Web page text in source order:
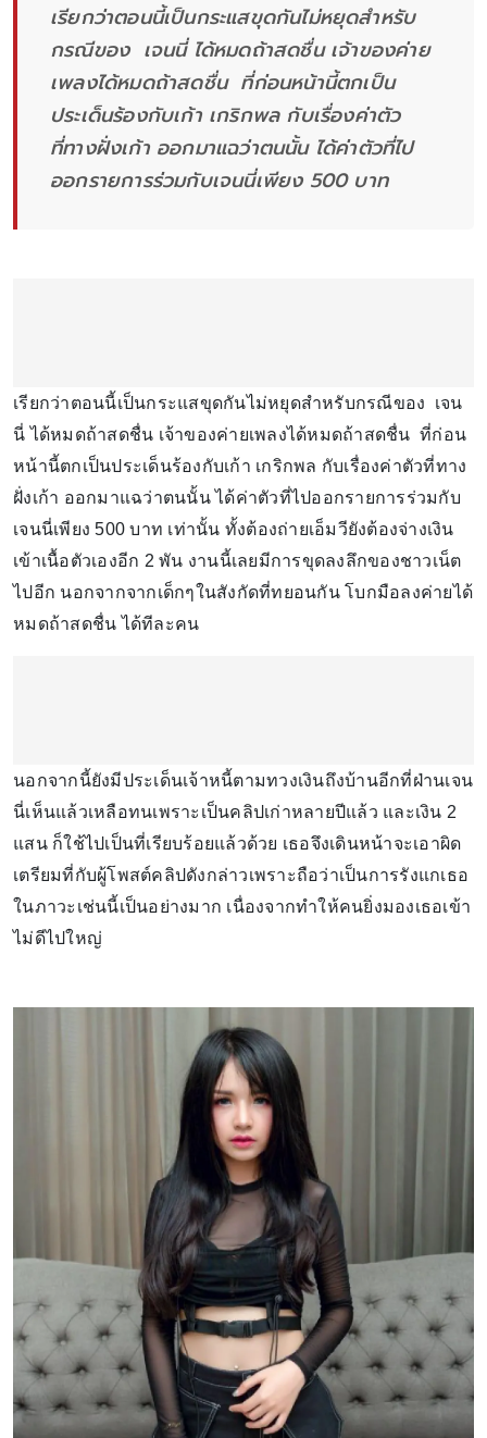
เรียกว่าตอนนี้เป็นกระแสขุดกันไม่หยุดสำหรับ
กรณีของ เจนนี่ ได้หมดถ้าสดชื่น เจ้าของค่าย
เพลงได้หมดถ้าสดชื่น ที่ก่อนหน้านี้ตกเป็น
ประเด็นร้องกับเก้า เกริกพล กับเรื่องค่าตัว
ที่ทางฝั่งเก้า ออกมาแฉว่าตนนั้น ได้ค่าตัวที่ไป
ออกรายการร่วมกับเจนนี่เพียง 500 บาท
เรียกว่าตอนนี้เป็นกระแสขุดกันไม่หยุดสำหรับกรณีของ เจน
นี่ ได้หมดถ้าสดชื่น เจ้าของค่ายเพลงได้หมดถ้าสดชื่น ที่ก่อน
หน้านี้ตกเป็นประเด็นร้องกับเก้า เกริกพล กับเรื่องค่าตัวที่ทาง
ฝั่งเก้า ออกมาแฉว่าตนนั้น ได้ค่าตัวที่ไปออกรายการร่วมกับ
เจนนี่เพียง 500 บาท เท่านั้น ทั้งต้องถ่ายเอ็มวียังต้องจ่างเงิน
เข้าเนื้อตัวเองอีก 2 พัน งานนี้เลยมีการขุดลงลึกของชาวเน็ต
ไปอีก นอกจากจากเด็กๆในสังกัดที่ทยอนกัน โบกมือลงค่ายได้
หมดถ้าสดชื่น ได้ทีละคน
นอกจากนี้ยังมีประเด็นเจ้าหนี้ตามทวงเงินถึงบ้านอีกที่ฝ่านเจน
นี่เห็นแล้วเหลือทนเพราะเป็นคลิปเก่าหลายปีแล้ว และเงิน 2
แสน ก็ใช้ไปเป็นที่เรียบร้อยแล้วด้วย เธอจึงเดินหน้าจะเอาผิด
เตรียมที่กับผู้โพสต์คลิปดังกล่าวเพราะถือว่าเป็นการรังแกเธอ
ในภาวะเช่นนี้เป็นอย่างมาก เนื่องจากทำให้คนยิ่งมองเธอเข้า
ไม่ดีไปใหญ่